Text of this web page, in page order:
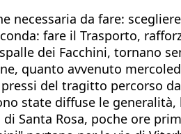
necessaria da fare:
fare il Trasporto,
dei Facchini, tornano
quanto avvenuto
del tragitto percorso
state diffuse le generalità,
Santa Rosa, poche ore